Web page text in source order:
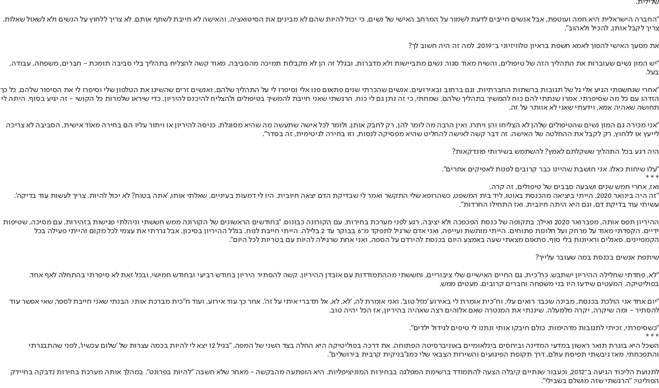
שלילית.
"החברה הישראלית היא חמה ועוטפת, אבל אנשים חייבים לדעת לשמור על המרחב האישי של נשים, כי יכול להיות שהם לא מבינים את הסיטואציה, והאישה לא חייבת לשתף אותם. לא צריך ללחוץ על הנשים ולא לשאול שאלות.
צריך לקבל אותן, להכיל ולאהוב".
את מסעך האישי להפוך לאמא חשפת בראיון טלוויזיוני ב־2019. למה זה היה חשוב לך?
"יש המון נשים שעוברות את התהליך הזה של טיפולים, והשיח מאוד סגור. נשים מתביישות ולא מדברות, ובגלל זה הן לא מקבלות תמיכה מהסביבה. מאוד קשה להצליח בתהליך בלי סביבה תומכת - חברים, משפחה, עבודה,
בעל.
"אחרי שנחשפתי הגיע אלי גל של תגובות ברשתות החברתיות, וגם ברחוב ובאירועים. אנשים שהכרתי שנים פתאום פנו אלי וסיפרו לי על התהליך שלהם, ואנשים זרים שהשיגו את הטלפון שלי וסיפרו לי את הסיפור שלהם, כל כך
הזדהו עם כל מה שסיפרתי. אמרו שנתתי להם כוח להמשיך בתהליך שלהם. שמחתי, כי זה נתן גם לי כוח. הרגשתי שאני חייבת להמשיך בטיפולים ולהצליח להיכנס להיריון, כדי שיראו שלמרות כל הקושי - זה יגיע בסוף. היתה לי
תחושה שאהיה אמא, וידעתי שאני לא אוותר על זה.
"אני מכירה גם המון נשים שהטיפולים שלהן לא הצליחו והן ויתרו. ואין הרבה מה לומר להן, רק לחבק אותן, ולומר לכל אישה שתעשה מה שהיא מסוגלת. כניסה להיריון או ויתור עליו הם בחירה מאוד אישית, הסביבה לא צריכה
לייעץ או ללחוץ, רק לקבל את ההחלטה של האישה. זה דבר קשה לאישה להחליט שהיא מפסיקה לנסות, וזו בחירה לגיטימית, זה בסדר".
היה רגע בכל התהליך ששקלתם לאמץ? להשתמש בשירותי פונדקאות?
"עלו שיחות כאלו. אני חושבת שהיינו כבר קרובים לפנות לאפיקים אחרים".
* * *
ואז, אחרי חמש שנים ושבעה סבבים של טיפולים, זה קרה.
"זה היה בינואר 2020. הייתי ביציאה מהכנסת באוטו, ליד בית המשפט, כשהרופא שלי התקשר ואמר לי שבדיקת הדם יצאה חיובית. היו לי דמעות בעיניים. שאלתי אותו, 'אתה בטוח? לא יכול להיות. צריך לעשות עוד בדיקה'.
עשיתי עוד בדיקת דם, וגם היא היתה חיובית. ואז התחילו החרדות".
ההיריון תפס אותה, מפברואר 2020 ואילך, בתקופה של כנסת הפכפכה ולא יציבה, רגע לפני מערכת בחירות, עם הקורונה כבונוס. "בחודשים הראשונים של הקורונה ממש חששתי וניהלתי פגישות בזהירות, עם מסיכה, שטיפות
ידיים. הקפדתי מאוד על מרחק ועל חלונות פתוחים. הייתי מותשת ועייפה, ואני אדם שרגיל לתפקד מ־6 בבוקר עד 2 בלילה. הייתי חייבת לנוח, בגלל ההיריון בסיכון, אבל גררתי את עצמי לכל מקום והייתי פעילה בכל
הקמפיינים. פאנלים וראיונות בלי סוף. פתאום מצאתי שעה באמצע היום בכנסת להירדם על הספה, ואני אחת שרגילה להיות עם בטריות לכל היום".
שיתפת אנשים בכנסת במה שעובר עלייך?
"לא, פחדתי שחלילה ההיריון ישתבש. כח"כית, גם החיים האישיים שלי ציבוריים, וחששתי מההתמודדות עם אובדן ההיריון. קשה להסתיר היריון בחודש רביעי ובחודש חמישי, ובכל זאת לא סיפרתי בהתחלה לאף אחד.
בפוליטיקה. המעטים שידעו היו בני משפחה וחברים קרובים. מעטים ממש.
"יום אחד אני הולכת בכנסת, מבינה שכבר רואים עלי, וח"כית אומרת לי באירוע 'מזל טוב'. ואני אומרת לה, 'לא, לא, אל תדברי איתי על זה'. אחר כך עוד אירוע, ועוד ח"כית מברכת אותי. הבנתי שאני חייבת לספר, שאי אפשר עוד
להסתיר - ומה שיקרה, יקרה מלמעלה. שיננתי את המנטרה שאם אלוהים רצה שאהיה בהיריון, אז הכל יהיה טוב.
"כשסיפרתי, זכיתי לתגובות מדהימות. כולם חיבקו אותי ונתנו לי טיפים לגידול ילדים".
* * *
השכל היא בוגרת תואר ראשון במדעי המדינה וביחסים בינלאומיים באוניברסיטה הפתוחה. את דרכה בפוליטיקה היא החלה בצד השני של המפה. "בגיל 12 יצא לי להיות בכמה עצרות של 'שלום עכשיו', לפני שהתבגרתי
והתפכחתי. מאז גיבשתי תפיסת עולם, דרך תקופת הפיגועים והשירות הצבאי שלי כמג"בניקית קרבית בירושלים".
לתנועת הליכוד הגיעה ב־2012, וכעבור שנתיים קיבלה הצעה להתמודד ברשימת המפלגה בבחירות המוניציפליות. היא הופתעה מהבקשה - מאחר שלא חשבה "להיות בפרונט". במהלך אותה מערכת בחירות נדבקה בחיידק
הפוליטי: "הרגשתי שזה מושלם בשבילי".